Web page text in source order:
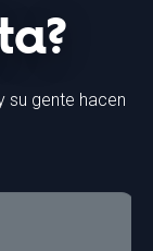
su gente hacen